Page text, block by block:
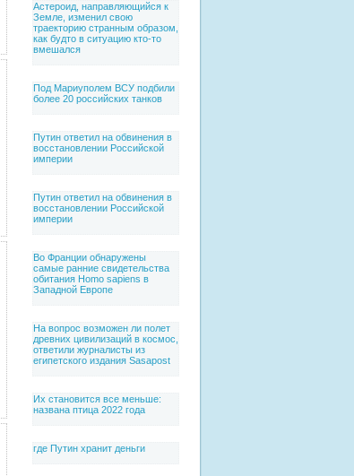
Астероид, направляющийся к
Земле, изменил свою
траекторию странным образом,
как будто в ситуацию кто-то
вмешался
Под Мариуполем ВСУ подбили
более 20 российских танков
Путин ответил на обвинения в
восстановлении Российской
империи
Путин ответил на обвинения в
восстановлении Российской
империи
Во Франции обнаружены
самые ранние свидетельства
обитания Homo sapiens в
Западной Европе
На вопрос возможен ли полет
древних цивилизаций в космос,
ответили журналисты из
египетского издания Sasapost
Их становится все меньше:
названа птица 2022 года
где Путин хранит деньги